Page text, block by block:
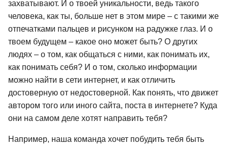
захватывают. И о твоей уникальности, ведь такого
человека, как ты, больше нет в этом мире – с такими же
отпечатками пальцев и рисунком на радужке глаз. И о
твоем будущем – какое оно может быть? О других
людях – о том, как общаться с ними, как понимать их,
как понимать себя? И о том, сколько информации
можно найти в сети интернет, и как отличить
достоверную от недостоверной. Как понять, что движет
автором того или иного сайта, поста в интернете? Куда
они на самом деле хотят направить тебя?
Например, наша команда хочет побудить тебя быть